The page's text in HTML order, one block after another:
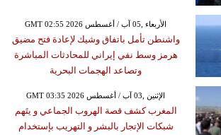
GMT 02:55 2026 الأربعاء ,05 آب / أغسطس
واشنطن تأمل باتفاق وشيك لإعادة فتح مضيق
هرمز وسط نفي إيراني للمحادثات المباشرة
وتصاعد الهجمات البحرية
GMT 03:35 2026 الإثنين ,03 آب / أغسطس
المغرب كشف قصة الهروب الجماعي و يتَهم
شبكات الإتجار بالبشر و التهريب بإستخدام